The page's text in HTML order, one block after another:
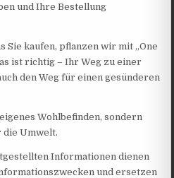
und Ihre Bestellung
Sie kaufen, pflanzen wir mit „One
ist richtig – Ihr Weg zu einer
den Weg für einen gesünderen
Wohlbefinden, sondern
die Umwelt.
Informationen dienen
und ersetzen